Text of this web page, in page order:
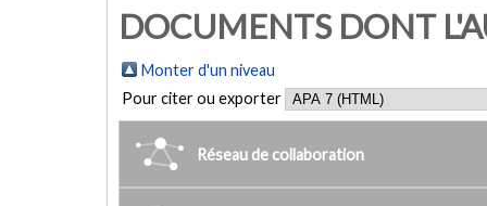
DOCUMENTS DONT
Monter d'un niveau
Pour citer ou exporter
Réseau de collaboration